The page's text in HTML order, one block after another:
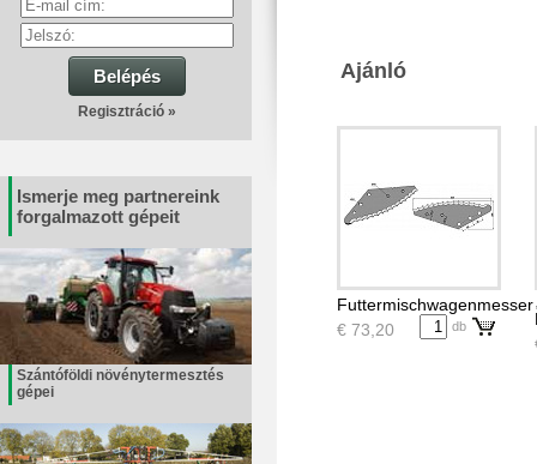
Belépés
Regisztráció »
Ismerje meg partnereink
forgalmazott gépeit
Szántóföldi növénytermesztés
gépei
Ajánló
Futtermischwagenmesser
€ 73,20
db